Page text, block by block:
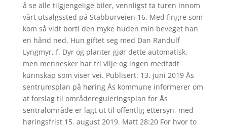
å se alle tilgjengelige biler, vennligst ta turen innom
vårt utsalgssted på Stabburveien 16. Med fingre som
kom så vidt borti den myke huden min beveget han
en hånd ned. Hun giftet seg med Dan Randulf
Lyngmyr, f. Dyr og planter gjør dette automatisk,
men mennesker har fri vilje og ingen medfødt
kunnskap som viser vei. Publisert: 13. juni 2019 Ås
sentrumsplan på høring Ås kommune informerer om
at forslag til områdereguleringsplan for Ås
sentralområde er lagt ut til offentlig ettersyn, med
høringsfrist 15. august 2019. Matt 28:20 For hvor to